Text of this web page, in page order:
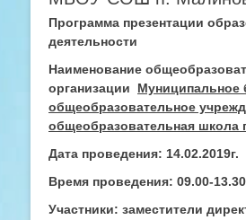
Программа презентации
деятельности
Наименование
организации Муниципальное
общеобразовательное
общеобразовательная школа
Дата проведения: 14.02.2019г.
Время проведения: 09.00-13.30
Участники: заместители